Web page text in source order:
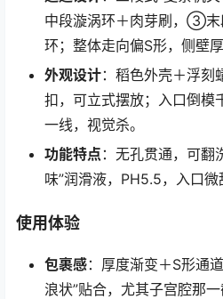
中段漩涡环＋肉芽刷，③末
环；整体走向偏S形，侧壁
外观设计：稻色外壳＋浮刻
扣，可立式摆放；入口倒模
一线，视觉杀。
功能特点 ：无孔贯通，可翻
味”润滑液，PH5.5，入口微
使用体验
包裹感：厚度渐变＋S形通
浪状”贴合，尤其子宫腔那